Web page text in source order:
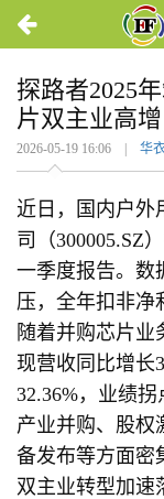
探路者2025
片双主业高增
2026-05-19 16:06 | 华
近日，国内户外
司（300005.SZ
一季度报告。数
压，全年扣非净
随着并购芯片业
现营收同比增长
32.36%，业绩
产业并购、股权
备发布等方面密
双主业转型加速